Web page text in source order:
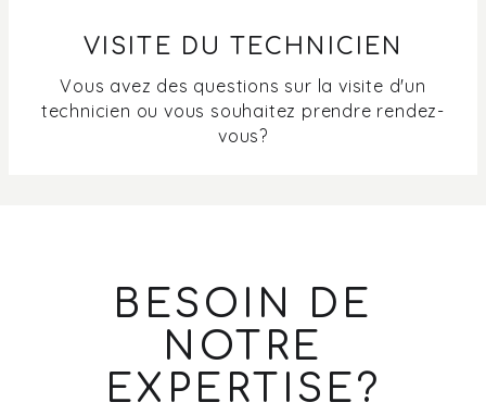
VISITE DU TECHNICIEN
Vous avez des questions sur la visite d'un
technicien ou vous souhaitez prendre rendez-
vous?
BESOIN DE
NOTRE
EXPERTISE?